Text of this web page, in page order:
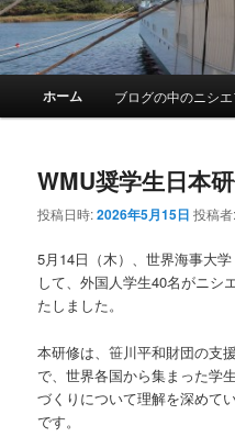
動
ホーム ブログの中のニシエ
WMU奨学生日本
投稿日時:2026年5月15日 投稿
5月14日（木）、世界海事大
して、外国人学生40名がニシ
たしました。
本研修は、笹川平和財団の支
で、世界各国から集まった学
づくりについて理解を深めて
です。